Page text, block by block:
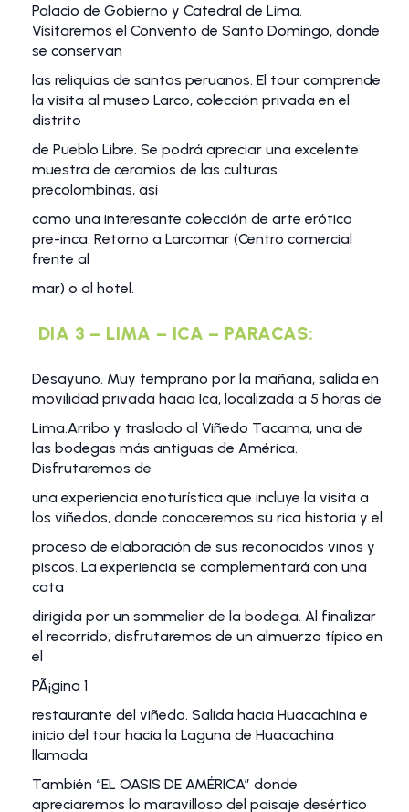
Palacio de Gobierno y Catedral de Lima.
Visitaremos el Convento de Santo Domingo, donde
se conservan
las reliquias de santos peruanos. El tour comprende
la visita al museo Larco, colección privada en el
distrito
de Pueblo Libre. Se podrá apreciar una excelente
muestra de ceramios de las culturas
precolombinas, así
como una interesante colección de arte erótico
pre-inca. Retorno a Larcomar (Centro comercial
frente al
mar) o al hotel.
DIA 3 – LIMA – ICA – PARACAS:
Desayuno. Muy temprano por la mañana, salida en
movilidad privada hacia Ica, localizada a 5 horas de
Lima.Arribo y traslado al Viñedo Tacama, una de
las bodegas más antiguas de América.
Disfrutaremos de
una experiencia enoturística que incluye la visita a
los viñedos, donde conoceremos su rica historia y el
proceso de elaboración de sus reconocidos vinos y
piscos. La experiencia se complementará con una
cata
dirigida por un sommelier de la bodega. Al finalizar
el recorrido, disfrutaremos de un almuerzo típico en
el
PÃ¡gina 1
restaurante del viñedo. Salida hacia Huacachina e
inicio del tour hacia la Laguna de Huacachina
llamada
También “EL OASIS DE AMÉRICA” donde
apreciaremos lo maravilloso del paisaje desértico